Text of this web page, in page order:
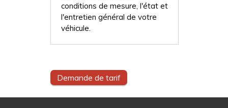
conditions de mesure, l'état et
l'entretien général de votre
véhicule.
Demande de tarif